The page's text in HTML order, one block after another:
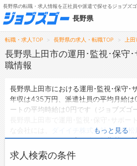
無料会員登録
トップ
詳細情報で求人を探す
【初めての方へ】
長野県の求人検索で選ばれる理由
長野県の転職・求人情報を正社員や派遣で探せるジョブズ
長野県
転職・求人TOP 長野県の求人・転職TOP 上田
長野県上田市の運用･監視･保守
職情報
長野県上田市における運用･監視･保守･
年収は435万円、派遣社員の平均月給
ートの平均時給は0円です（ジョブズゴ
ダイイチ株式会社 ・ 日軽松
ーケンなどがあり、未経験や短期等ご
きます。
長野県上田市の地域密着型の求人サイ
もっと見る
求人検索の条件